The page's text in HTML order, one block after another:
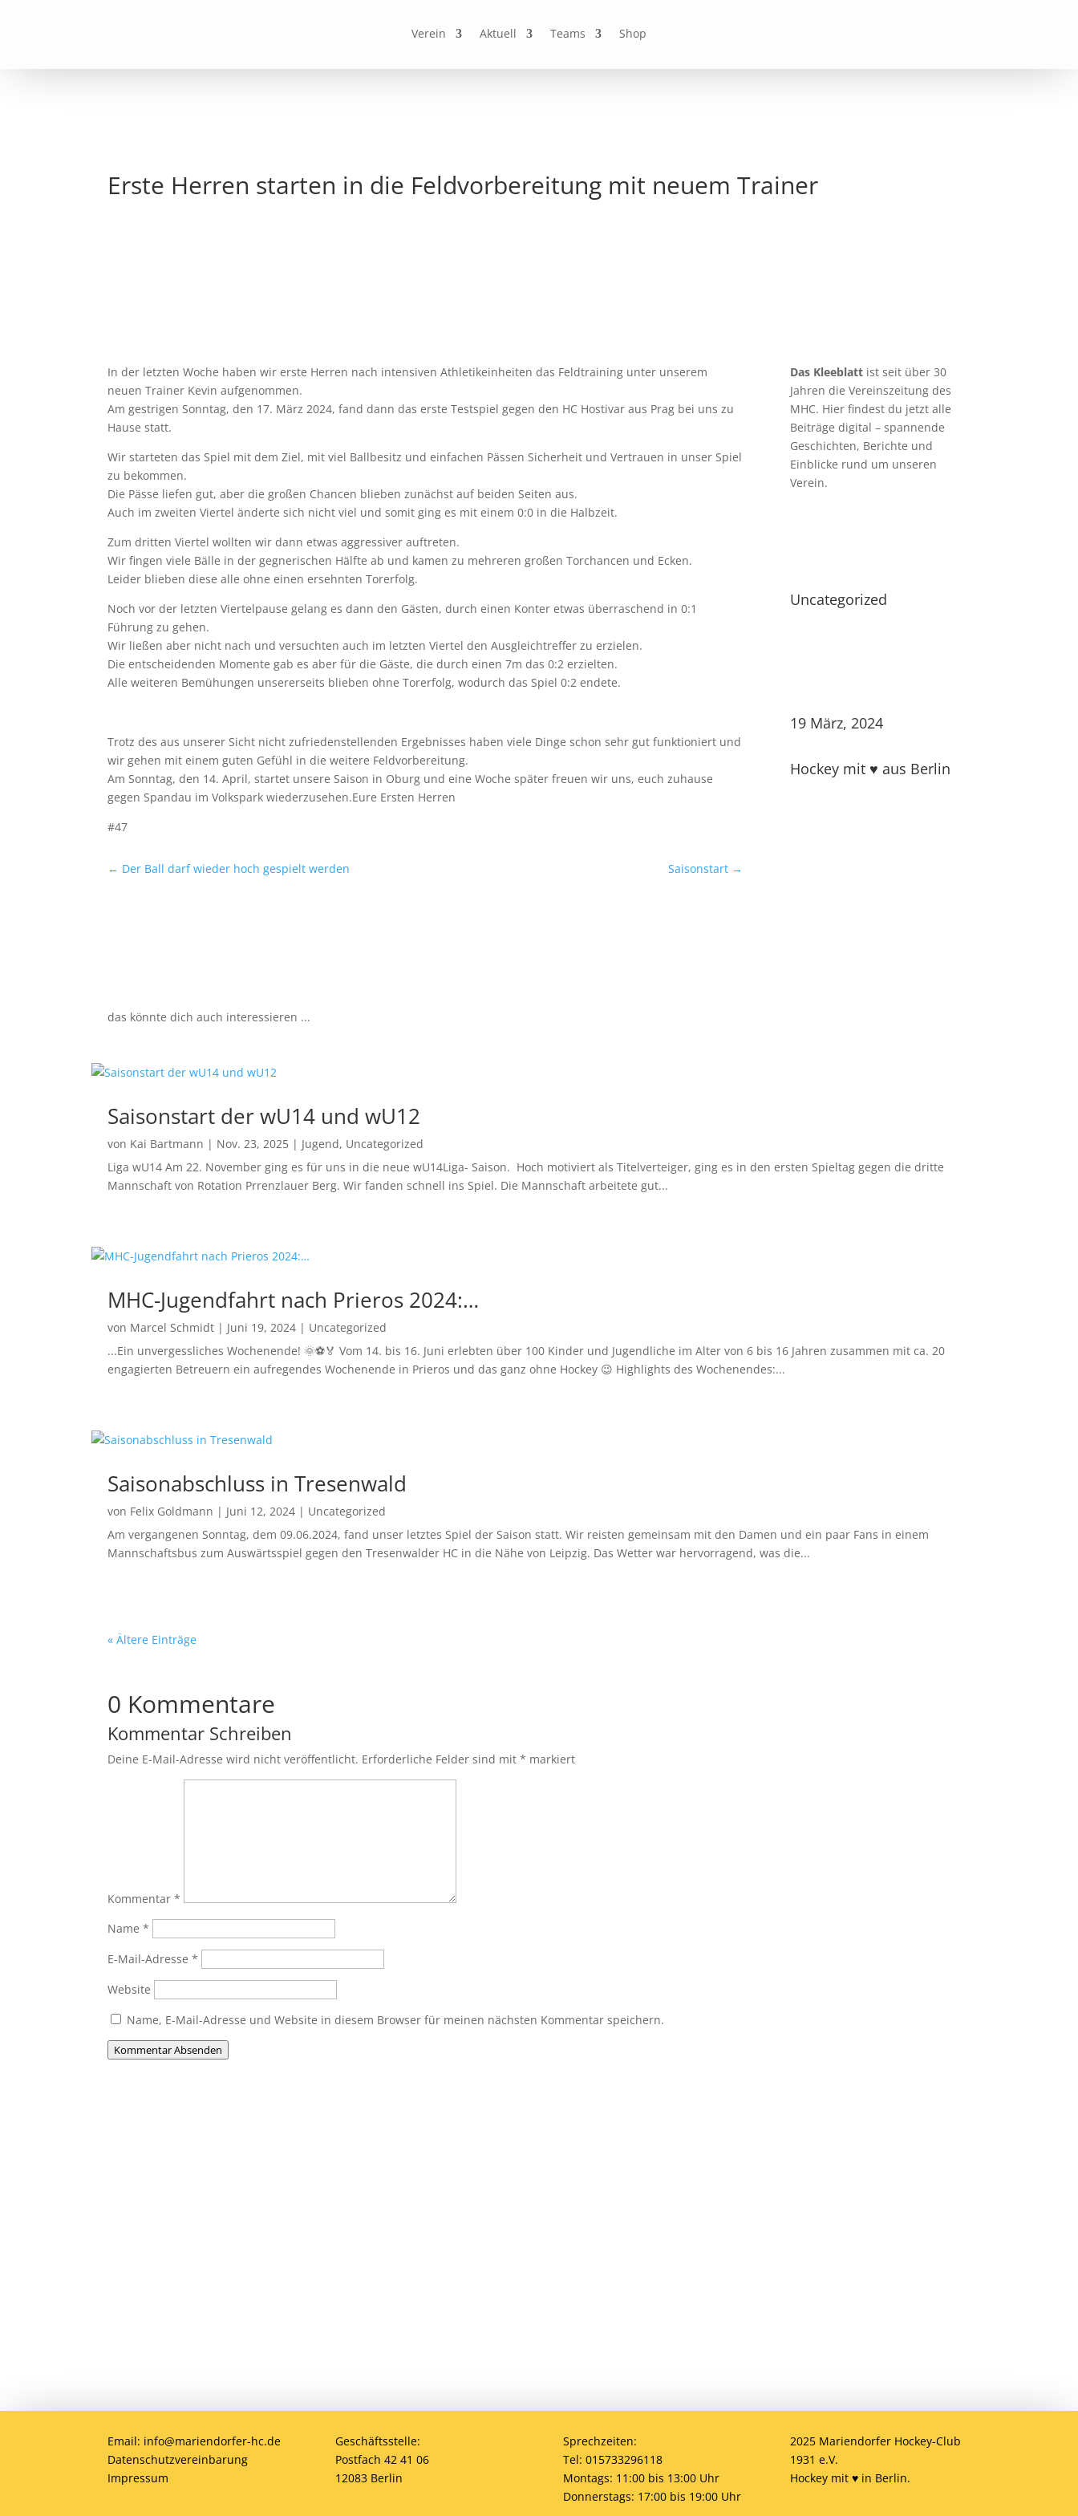
Verein Aktuell Teams Shop
Erste Herren starten in die Feldvorbereitung mit neuem Trainer
In der letzten Woche haben wir erste Herren nach intensiven Athletikeinheiten das Feldtraining unter unserem
neuen Trainer Kevin aufgenommen.
Am gestrigen Sonntag, den 17. März 2024, fand dann das erste Testspiel gegen den HC Hostivar aus Prag bei uns zu
Hause statt.
Wir starteten das Spiel mit dem Ziel, mit viel Ballbesitz und einfachen Pässen Sicherheit und Vertrauen in unser Spiel
zu bekommen.
Die Pässe liefen gut, aber die großen Chancen blieben zunächst auf beiden Seiten aus.
Auch im zweiten Viertel änderte sich nicht viel und somit ging es mit einem 0:0 in die Halbzeit.
Zum dritten Viertel wollten wir dann etwas aggressiver auftreten.
Wir fingen viele Bälle in der gegnerischen Hälfte ab und kamen zu mehreren großen Torchancen und Ecken.
Leider blieben diese alle ohne einen ersehnten Torerfolg.
Noch vor der letzten Viertelpause gelang es dann den Gästen, durch einen Konter etwas überraschend in 0:1
Führung zu gehen.
Wir ließen aber nicht nach und versuchten auch im letzten Viertel den Ausgleichtreffer zu erzielen.
Die entscheidenden Momente gab es aber für die Gäste, die durch einen 7m das 0:2 erzielten.
Alle weiteren Bemühungen unsererseits blieben ohne Torerfolg, wodurch das Spiel 0:2 endete.
Trotz des aus unserer Sicht nicht zufriedenstellenden Ergebnisses haben viele Dinge schon sehr gut funktioniert und
wir gehen mit einem guten Gefühl in die weitere Feldvorbereitung.
Am Sonntag, den 14. April, startet unsere Saison in Oburg und eine Woche später freuen wir uns, euch zuhause
gegen Spandau im Volkspark wiederzusehen.Eure Ersten Herren
#47
← Der Ball darf wieder hoch gespielt werden Saisonstart →
Das Kleeblatt ist seit über 30
Jahren die Vereinszeitung des
MHC. Hier findest du jetzt alle
Beiträge digital – spannende
Geschichten, Berichte und
Einblicke rund um unseren
Verein.
Uncategorized
19 März, 2024
Hockey mit ♥ aus Berlin
das könnte dich auch interessieren ...
Saisonstart der wU14 und wU12
von Kai Bartmann | Nov. 23, 2025 | Jugend, Uncategorized
Liga wU14 Am 22. November ging es für uns in die neue wU14Liga- Saison. Hoch motiviert als Titelverteiger, ging es in den ersten Spieltag gegen die dritte
Mannschaft von Rotation Prrenzlauer Berg. Wir fanden schnell ins Spiel. Die Mannschaft arbeitete gut...
MHC-Jugendfahrt nach Prieros 2024:…
von Marcel Schmidt | Juni 19, 2024 | Uncategorized
...Ein unvergessliches Wochenende! 🌞⚽🏅 Vom 14. bis 16. Juni erlebten über 100 Kinder und Jugendliche im Alter von 6 bis 16 Jahren zusammen mit ca. 20
engagierten Betreuern ein aufregendes Wochenende in Prieros und das ganz ohne Hockey 😉 Highlights des Wochenendes:...
Saisonabschluss in Tresenwald
von Felix Goldmann | Juni 12, 2024 | Uncategorized
Am vergangenen Sonntag, dem 09.06.2024, fand unser letztes Spiel der Saison statt. Wir reisten gemeinsam mit den Damen und ein paar Fans in einem
Mannschaftsbus zum Auswärtsspiel gegen den Tresenwalder HC in die Nähe von Leipzig. Das Wetter war hervorragend, was die...
« Ältere Einträge
0 Kommentare
Kommentar Schreiben
Deine E-Mail-Adresse wird nicht veröffentlicht. Erforderliche Felder sind mit* markiert
Kommentar*
Name*
E-Mail-Adresse*
Website
Name, E-Mail-Adresse und Website in diesem Browser für meinen nächsten Kommentar speichern.
Kommentar Absenden
Email: info@mariendorfer-hc.de
Datenschutzvereinbarung
Impressum
Geschäftsstelle:
Postfach 42 41 06
12083 Berlin
Sprechzeiten:
Tel: 015733296118
Montags: 11:00 bis 13:00 Uhr
Donnerstags: 17:00 bis 19:00 Uhr
2025 Mariendorfer Hockey-Club
1931 e.V.
Hockey mit ♥ in Berlin.